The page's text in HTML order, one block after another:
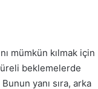
mümkün kılmak için
beklemelerde
yanı sıra, arka